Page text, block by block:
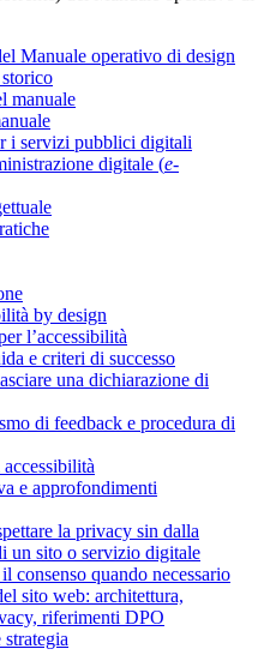
Manuale operativo di design
manuale
i servizi pubblici digitali
digitale (e-
by design
l’accessibilità
e criteri di successo
una dichiarazione di
di feedback e procedura di
e approfondimenti
la privacy sin dalla
un sito o servizio digitale
consenso quando necessario
sito web: architettura,
riferimenti DPO